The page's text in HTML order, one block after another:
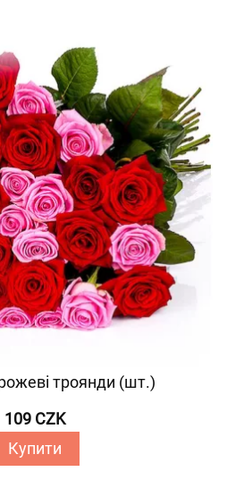
троянди (шт.)
109 CZK
Купити